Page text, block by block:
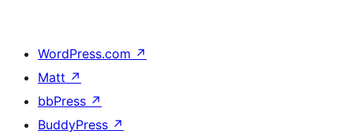
WordPress.com ↗
Matt ↗
bbPress ↗
BuddyPress ↗